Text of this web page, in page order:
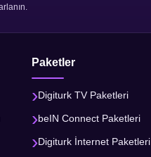
Paketler
Digiturk TV Paketleri
beIN Connect Paketleri
Digiturk İnternet Paketleri